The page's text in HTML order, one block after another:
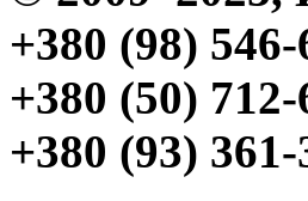
+380 (98)
+380 (50) 712-
+380 (93) 361-